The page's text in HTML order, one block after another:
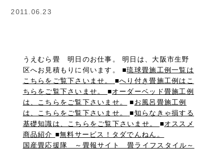
2011.06.23
うえむら畳 明日のお仕事。 明日は、大阪市生野
区へお見積もりに伺います。 ■琉球畳施工例一覧は
こちらをご覧下さいませ。
■へり付き畳施工例はこ
ちらをご覧下さいませ。 ■オーダーベッド畳施工例
は、こちらをご覧下さいませ。
■お風呂畳施工例
は、こちらをご覧下さいませ。
■知らなきゃ損する
基礎知識は、こちらをご覧下さいませ。 ■オススメ
商品紹介 ■無料サービス！タダでんねん。
国産畳応援隊 ～畳報サイト 畳ライフスタイル～